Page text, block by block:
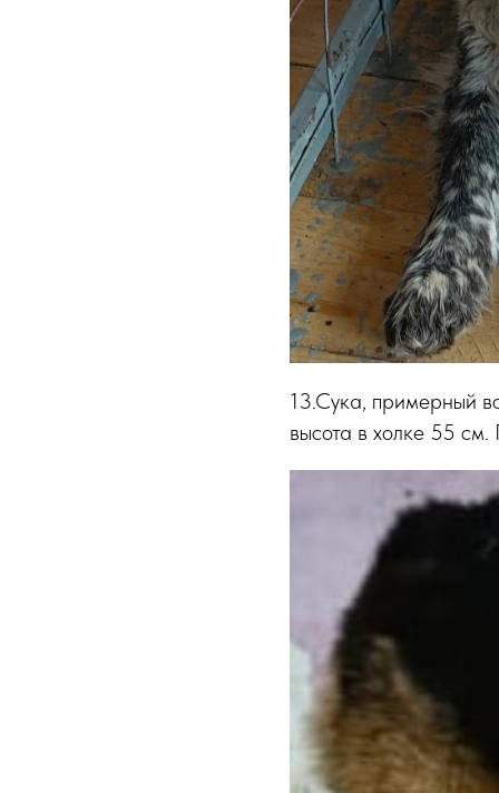
13.Сука, примерный
высота в холке 55